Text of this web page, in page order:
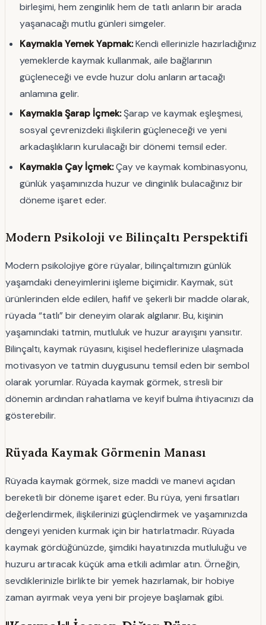
birleşimi, hem zenginlik hem de tatlı anların bir arada
yaşanacağı mutlu günleri simgeler.
Kaymakla Yemek Yapmak:Kendi ellerinizle hazırladığınız
yemeklerde kaymak kullanmak, aile bağlarının
güçleneceği ve evde huzur dolu anların artacağı
anlamına gelir.
Kaymakla Şarap İçmek:Şarap ve kaymak eşleşmesi,
sosyal çevrenizdeki ilişkilerin güçleneceği ve yeni
arkadaşlıkların kurulacağı bir dönemi temsil eder.
Kaymakla Çay İçmek:Çay ve kaymak kombinasyonu,
günlük yaşamınızda huzur ve dinginlik bulacağınız bir
döneme işaret eder.
Modern Psikoloji ve Bilinçaltı Perspektifi
Modern psikolojiye göre rüyalar, bilinçaltımızın günlük
yaşamdaki deneyimlerini işleme biçimidir. Kaymak, süt
ürünlerinden elde edilen, hafif ve şekerli bir madde olarak,
rüyada “tatlı” bir deneyim olarak algılanır. Bu, kişinin
yaşamındaki tatmin, mutluluk ve huzur arayışını yansıtır.
Bilinçaltı, kaymak rüyasını, kişisel hedeflerinize ulaşmada
motivasyon ve tatmin duygusunu temsil eden bir sembol
olarak yorumlar. Rüyada kaymak görmek, stresli bir
dönemin ardından rahatlama ve keyif bulma ihtiyacınızı da
gösterebilir.
Rüyada Kaymak Görmenin Manası
Rüyada kaymak görmek, size maddi ve manevi açıdan
bereketli bir döneme işaret eder. Bu rüya, yeni fırsatları
değerlendirmek, ilişkilerinizi güçlendirmek ve yaşamınızda
dengeyi yeniden kurmak için bir hatırlatmadır. Rüyada
kaymak gördüğünüzde, şimdiki hayatınızda mutluluğu ve
huzuru artıracak küçük ama etkili adımlar atın. Örneğin,
sevdiklerinizle birlikte bir yemek hazırlamak, bir hobiye
zaman ayırmak veya yeni bir projeye başlamak gibi.